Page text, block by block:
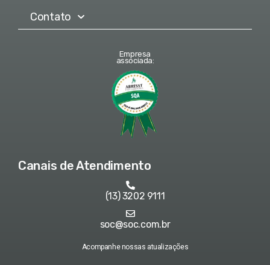
Contato
Empresa
associada:
Canais de Atendimento
(13) 3202 9111
soc@soc.com.br
Acompanhe nossas atualizações